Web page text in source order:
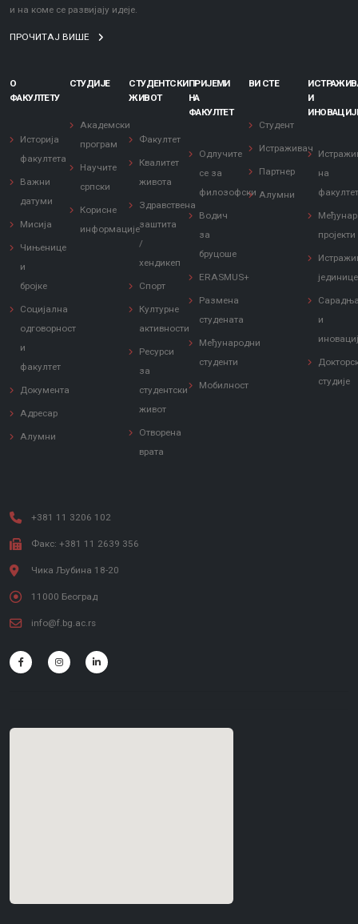
и на коме се развијају идеје.
ПРОЧИТАЈ ВИШЕ
О
ФАКУЛТЕТУ
Историја
факултета
Важни
датуми
Мисија
Чињенице
и
бројке
Социјална
одговорност
и
факултет
Документа
Адресар
Алумни
СТУДИЈЕ
Академски
програм
Научите
српски
Корисне
информације
СТУДЕНТСКИ
ЖИВОТ
Факултет
Квалитет
живота
Здравствена
заштита
/
хендикеп
Спорт
Културне
активности
Ресурси
за
студентски
живот
Отворена
врата
ПРИЈЕМИ
НА
ФАКУЛТЕТ
Одлучите
се за
филозофски
Водич
за
бруцоше
ERASMUS+
Размена
студената
Међународни
студенти
Мобилност
ВИ СТЕ
Студент
Истраживач
Партнер
Алумни
И
на
пројекти
јединице
и
студије
+381 11 3206 102
Факс: +381 11 2639 356
Чика Љубина 18-20
11000 Београд
info@f.bg.ac.rs